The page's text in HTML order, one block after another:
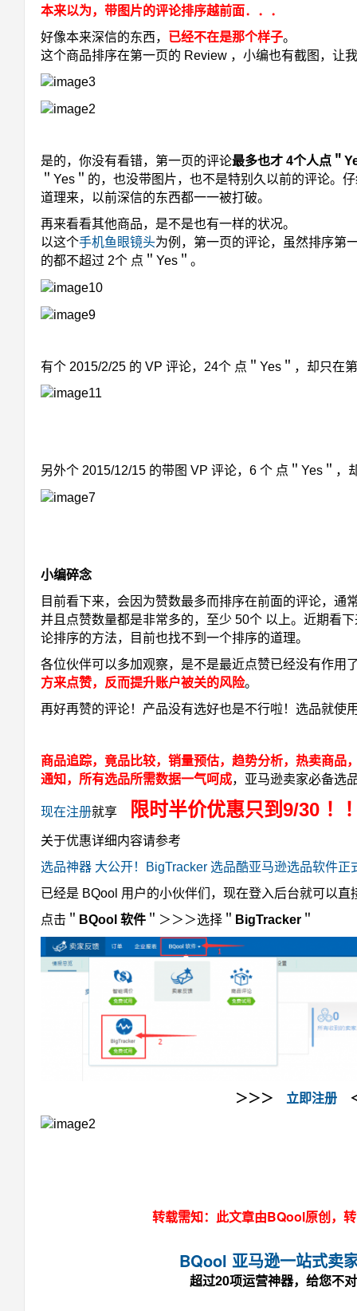
本来以为，带图片的评论排序越前面．．．
好像本来深信的东西， 已经不在是那个样子。
这个商品排序在第一页的 Review ，小编也有截图，让
是的，你没有看错，第一页的评论最多也才 4个人点＂
＂Yes＂的，也没带图片，也不是特别久以前的评论。
道理来，以前深信的东西都一一被打破。
再来看看其他商品，是不是也有一样的状况。
以这个手机鱼眼镜头为例，第一页的评论，虽然排序第
的都不超过 2个 点＂Yes＂。
有个 2015/2/25 的 VP 评论，24个 点＂Yes＂，却只在
另外个 2015/12/15 的带图 VP 评论，6 个 点＂Yes＂，
小编碎念
目前看下来，会因为赞数最多而排序在前面的评论，通
并且点赞数量都是非常多的，至少 50个 以上。近期看
论排序的方法，目前也找不到一个排序的道理。
各位伙伴可以多加观察，是不是最近点赞已经没有作用
方来点赞，反而提升账户被关的风险。
再好再赞的评论！产品没有选好也是不行啦！选品就使
商品追踪，竟品比较，销量预估，趋势分析，热卖商品
通知，所有选品所需数据一气呵成，亚马逊卖家必备选
现在注册就享 限时半价优惠只到9/30 ！
关于优惠详细内容请参考
选品神器 大公开！BigTracker 选品酷亚马逊选品软件正
已经是 BQool 用户的小伙伴们，现在登入后台就可以直
点击＂ BQool 软件 ＂＞＞＞选择＂ BigTracker ＂
＞＞＞ 立即注册
转载需知：此文章由BQool原创，
BQool 亚马逊一站式卖
超过20项运营神器，给您不